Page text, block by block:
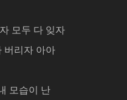
모두 다 잊자
버리자 아아
모습이 난